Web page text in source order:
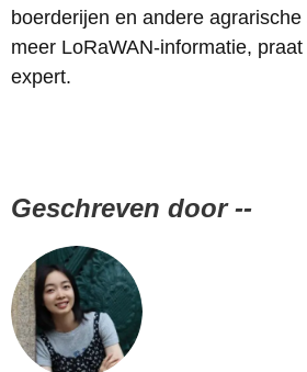
boerderijen en andere
meer LoRaWAN-informatie,
expert.
Geschreven door --